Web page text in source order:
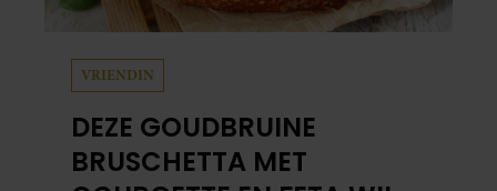
VRIENDIN
DEZE GOUDBRUINE
BRUSCHETTA MET